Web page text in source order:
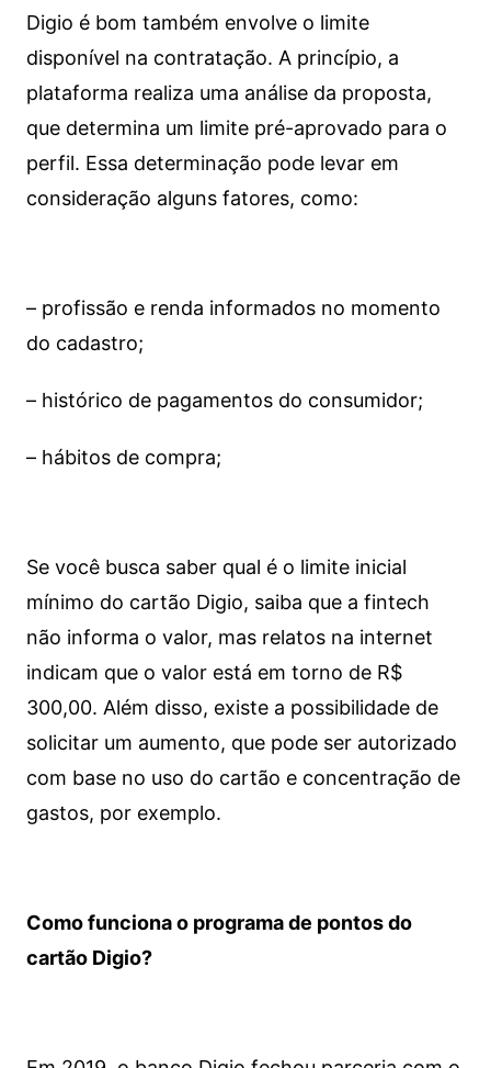
Digio é bom também envolve o limite
disponível na contratação. A princípio, a
plataforma realiza uma análise da proposta,
que determina um limite pré-aprovado para o
perfil. Essa determinação pode levar em
consideração alguns fatores, como:
– profissão e renda informados no momento
do cadastro;
– histórico de pagamentos do consumidor;
– hábitos de compra;
Se você busca saber qual é o limite inicial
mínimo do cartão Digio, saiba que a fintech
não informa o valor, mas relatos na internet
indicam que o valor está em torno de R$
300,00. Além disso, existe a possibilidade de
solicitar um aumento, que pode ser autorizado
com base no uso do cartão e concentração de
gastos, por exemplo.
Como funciona o programa de pontos do
cartão Digio?